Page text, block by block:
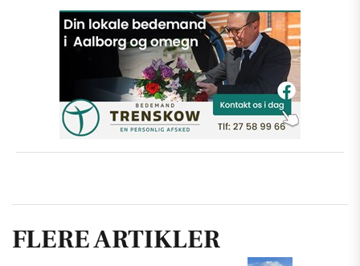
FLERE ARTIKLER